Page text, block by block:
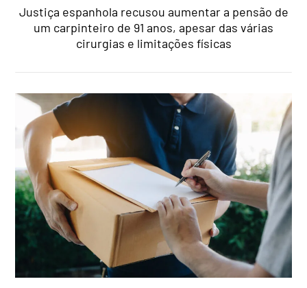
Justiça espanhola recusou aumentar a pensão de
um carpinteiro de 91 anos, apesar das várias
cirurgias e limitações físicas